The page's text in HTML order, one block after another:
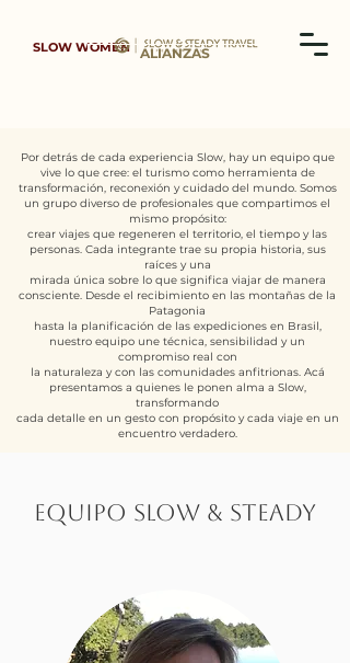
SLOW WOMEN ALIANZAS
Por detrás de cada experiencia Slow, hay un equipo que
vive lo que cree: el turismo como herramienta de
transformación, reconexión y cuidado del mundo. Somos
un grupo diverso de profesionales que compartimos el
mismo propósito:
crear viajes que regeneren el territorio, el tiempo y las
personas. Cada integrante trae su propia historia, sus
raíces y una
mirada única sobre lo que significa viajar de manera
consciente. Desde el recibimiento en las montañas de la
Patagonia
hasta la planificación de las expediciones en Brasil,
nuestro equipo une técnica, sensibilidad y un
compromiso real con
la naturaleza y con las comunidades anfitrionas. Acá
presentamos a quienes le ponen alma a Slow,
transformando
cada detalle en un gesto con propósito y cada viaje en un
encuentro verdadero.
EQUIPO SLOW & STEADY